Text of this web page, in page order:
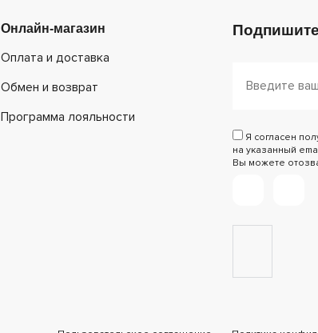
Онлайн-магазин
Оплата и доставка
Обмен и возврат
Программа лояльности
Я согласен
на указанный
Вы можете